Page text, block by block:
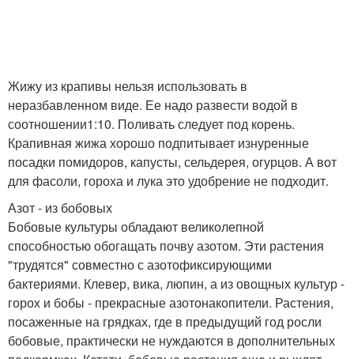
Жижу из крапивы нельзя использовать в
неразбавленном виде. Ее надо развести водой в
соотношении1:10. Поливать следует под корень.
Крапивная жижа хорошо подпитывает изнуренные
посадки помидоров, капусты, сельдерея, огурцов. А вот
для фасоли, гороха и лука это удобрение не подходит.
Азот - из бобовых
Бобовые культуры обладают великолепной
способностью обогащать почву азотом. Эти растения
"трудятся" совместно с азотофиксирующими
бактериями. Клевер, вика, люпин, а из овощных культур -
горох и бобы - прекрасные азотонакопители. Растения,
посаженные на грядках, где в предыдущий год росли
бобовые, практически не нуждаются в дополнительных